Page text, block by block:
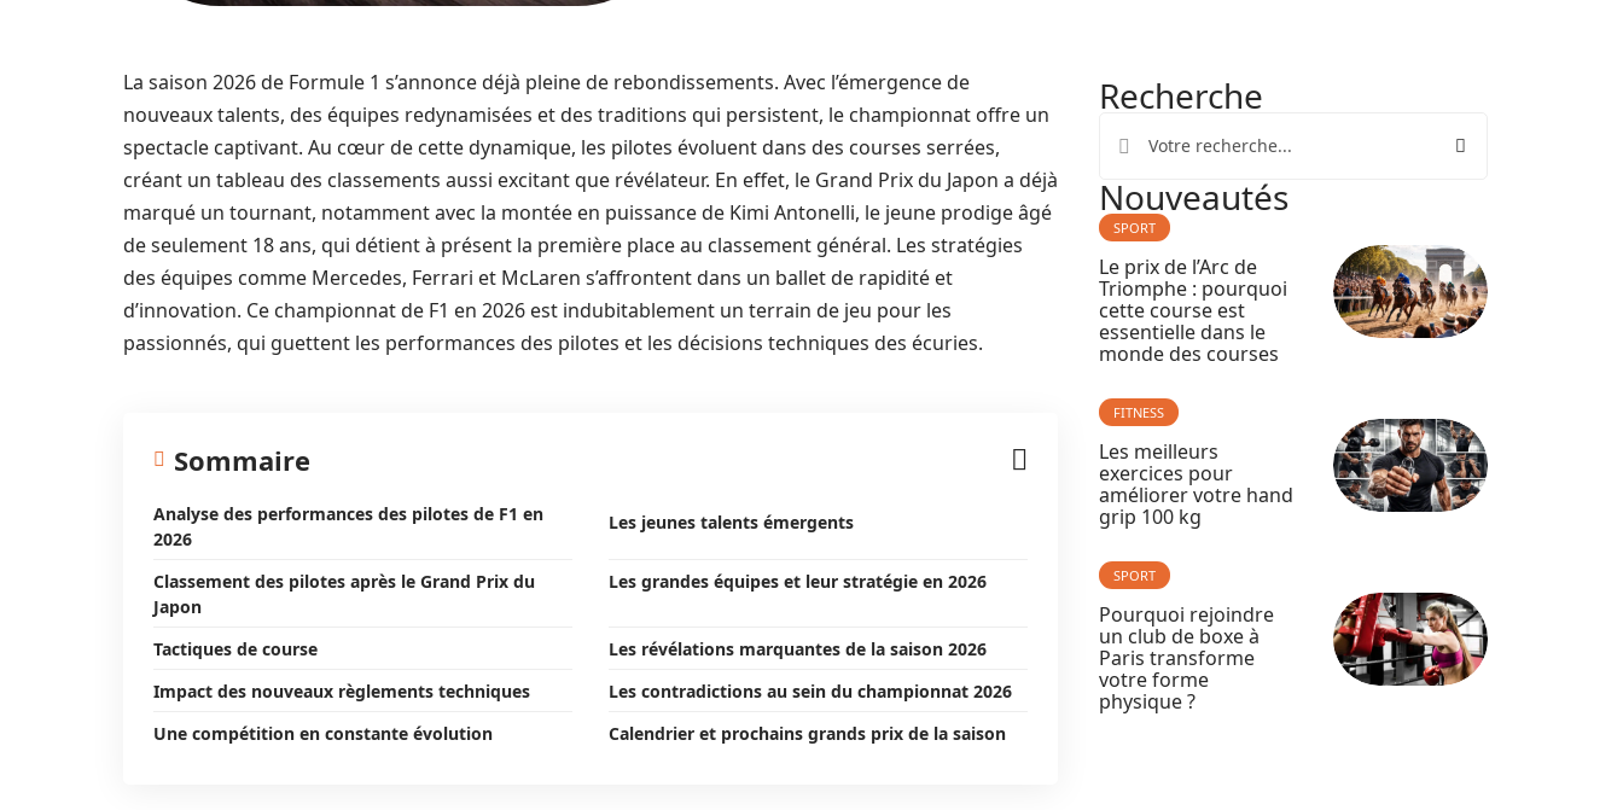
La saison 2026 de Formule 1 s’annonce déjà pleine de rebondissements. Avec l’émergence de
nouveaux talents, des équipes redynamisées et des traditions qui persistent, le championnat offre un
spectacle captivant. Au cœur de cette dynamique, les pilotes évoluent dans des courses serrées,
créant un tableau des classements aussi excitant que révélateur. En effet, le Grand Prix du Japon a déjà
marqué un tournant, notamment avec la montée en puissance de Kimi Antonelli, le jeune prodige âgé
de seulement 18 ans, qui détient à présent la première place au classement général. Les stratégies
des équipes comme Mercedes, Ferrari et McLaren s’affrontent dans un ballet de rapidité et
d’innovation. Ce championnat de F1 en 2026 est indubitablement un terrain de jeu pour les
passionnés, qui guettent les performances des pilotes et les décisions techniques des écuries.
Sommaire
Analyse des performances des pilotes de F1 en
2026
Les jeunes talents émergents
Classement des pilotes après le Grand Prix du
Japon
Les grandes équipes et leur stratégie en 2026
Tactiques de course
Les révélations marquantes de la saison 2026
Impact des nouveaux règlements techniques
Les contradictions au sein du championnat 2026
Une compétition en constante évolution
Calendrier et prochains grands prix de la saison
Recherche
Nouveautés
SPORT
Le prix de l’Arc de
Triomphe : pourquoi
cette course est
essentielle dans le
monde des courses
FITNESS
Les meilleurs
exercices pour
améliorer votre hand
grip 100 kg
SPORT
Pourquoi rejoindre
un club de boxe à
Paris transforme
votre forme
physique ?